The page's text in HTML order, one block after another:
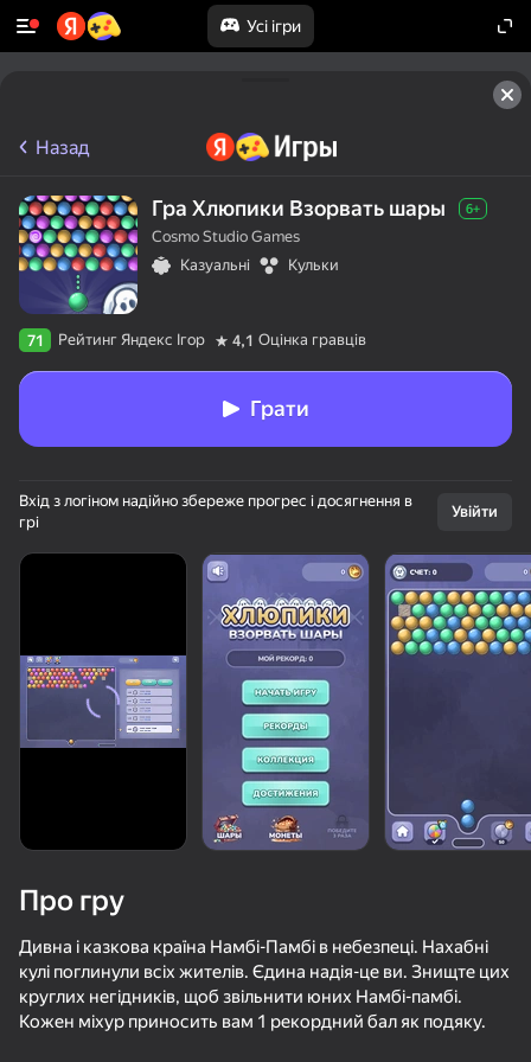
Усі ігри
50+ топ-ігор, у які грають
навіть ті, хто «не грає»
75
Назад
Гра Хлюпики Взорвать шары 6+
Cosmo Studio Games
Казуальні
Кульки
71 Рейтинг Яндекс Ігор 4,1 Оцінка гравців
Грати
Вхід з логіном надійно збереже прогрес і досягнення в
грі
Увійти
Про гру
Дивна і казкова країна Намбі-Памбі в небезпеці. Нахабні
кулі поглинули всіх жителів. Єдина надія-це ви. Знищте цих
круглих негідників, щоб звільнити юних Намбі-памбі.
Кожен міхур приносить вам 1 рекордний бал як подяку.